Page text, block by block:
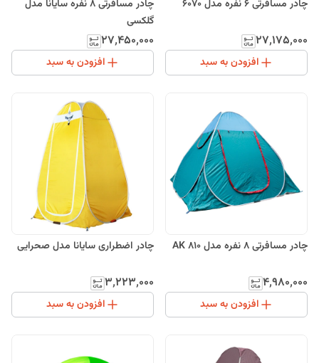
چادر مسافرتی 6 نفره مدل 6070
۲۷٬۱۷۵٬۰۰۰
افزودن به سبد
چادر مسافرتی 8 نفره سایانا مدل
گلکسی
۲۷٬۴۵۰٬۰۰۰
افزودن به سبد
چادر مسافرتی 8 نفره مدل AK 810
۴٬۹۸۰٬۰۰۰
افزودن به سبد
چادر اضطراری سایانا مدل صحرایی
۳٬۲۲۳٬۰۰۰
افزودن به سبد